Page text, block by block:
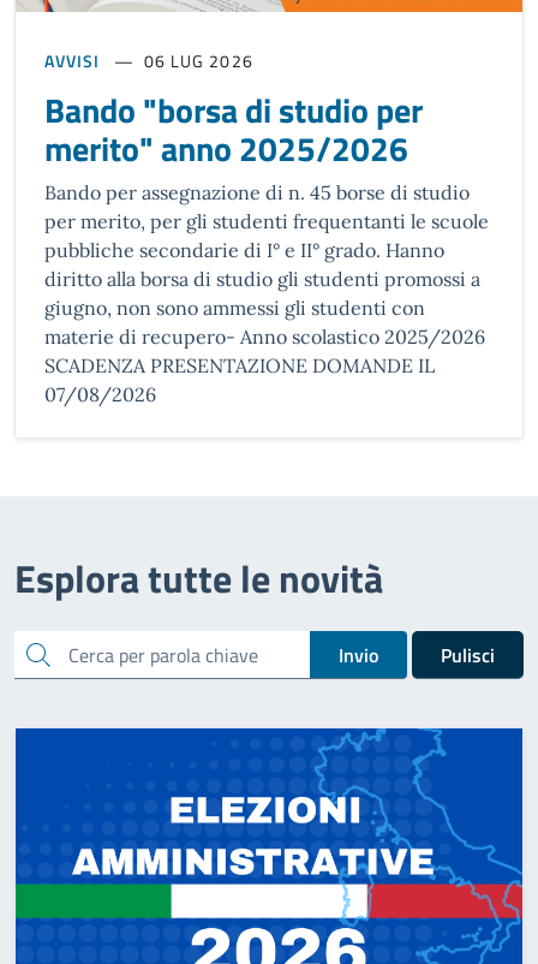
AVVISI 06 LUG 2026
Bando "borsa di studio per
merito" anno 2025/2026
Bando per assegnazione di n. 45 borse di studio
per merito, per gli studenti frequentanti le scuole
pubbliche secondarie di I° e II° grado. Hanno
diritto alla borsa di studio gli studenti promossi a
giugno, non sono ammessi gli studenti con
materie di recupero- Anno scolastico 2025/2026
SCADENZA PRESENTAZIONE DOMANDE IL
07/08/2026
Esplora tutte le novità
cerca Invio Pulisci